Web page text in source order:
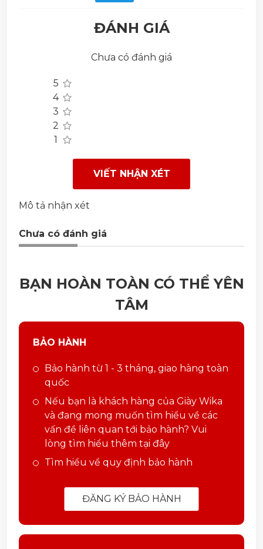
ĐÁNH GIÁ
Chưa có đánh giá
5
4
3
2
1
VIẾT NHẬN XÉT
Mô tả nhận xét
Chưa có đánh giá
BẠN HOÀN TOÀN CÓ THỂ YÊN
TÂM
BẢO HÀNH
Bảo hành từ 1 - 3 tháng, giao hàng toàn
quốc
Nếu bạn là khách hàng của Giày Wika
và đang mong muốn tìm hiểu về các
vấn đề liên quan tới bảo hành? Vui
lòng tìm hiểu thêm tại đây
Tìm hiểu về quy định bảo hành
ĐĂNG KÝ BẢO HÀNH